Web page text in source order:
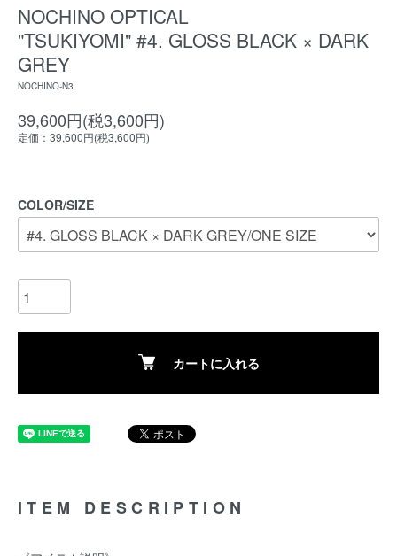
NOCHINO OPTICAL
"TSUKIYOMI" #4. GLOSS BLACK × DARK
GREY
NOCHINO-N3
39,600円(税3,600円)
定価：39,600円(税3,600円)
COLOR/SIZE
カートに入れる
ITEM DESCRIPTION